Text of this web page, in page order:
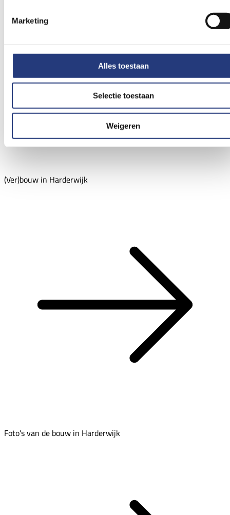
Marketing
Alles toestaan
Selectie toestaan
Weigeren
(Ver)bouw in Harderwijk
Foto's van de bouw in Harderwijk